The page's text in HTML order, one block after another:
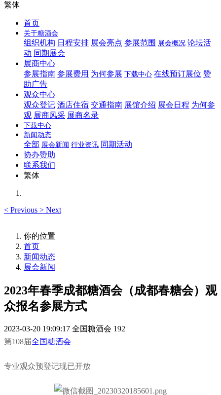
繁体
首页
关于糖酒会
组织机构 日程安排 展会亮点 参展范围 展会概况 论坛活
动 同期展会
展商中心
参展指南 参展费用 为何参展 下载中心 在线预订展位 赞
助广告
观众中心
观众登记 酒店住宿 交通指南 展馆介绍 展会日程 为何参
观 展商风采 展商名录
下载中心
新闻动态
全部 展会新闻 行业资讯 同期活动
协办赞助
联系我们
繁体
< Previous > Next
你的位置
首页
新闻动态
展会新闻
2023年春季成都糖酒会（成都春糖会）观
众报名参展方式
2023-03-20 19:09:17 全国糖酒会 192
第108届全国糖酒会
专业观众预登记现已开放